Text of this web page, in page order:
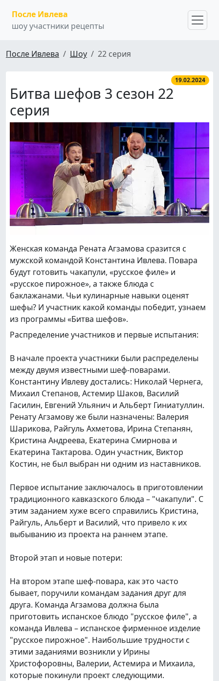
После Ивлева
шоу участники рецепты
После Ивлева Шоу 22 серия
19.02.2024
Битва шефов 3 сезон 22
серия
Женская команда Рената Агзамова сразится с
мужской командой Константина Ивлева. Повара
будут готовить чакапули, «русское филе» и
«русское пирожное», а также блюда с
баклажанами. Чьи кулинарные навыки оценят
шефы? И участник какой команды победит, узнаем
из программы «Битва шефов».
Распределение участников и первые испытания:
В начале проекта участники были распределены
между двумя известными шеф-поварами.
Константину Ивлеву достались: Николай Чернега,
Михаил Степанов, Астемир Шаков, Василий
Гасилин, Евгений Ульянич и Альберт Гиниатуллин.
Ренату Агзамову же были назначены: Валерия
Шарикова, Райгуль Ахметова, Ирина Степанян,
Кристина Андреева, Екатерина Смирнова и
Екатерина Тактарова. Один участник, Виктор
Костин, не был выбран ни одним из наставников.
Первое испытание заключалось в приготовлении
традиционного кавказского блюда – "чакапули". С
этим заданием хуже всего справились Кристина,
Райгуль, Альберт и Василий, что привело к их
выбыванию из проекта на раннем этапе.
Второй этап и новые потери:
На втором этапе шеф-повара, как это часто
бывает, поручили командам задания друг для
друга. Команда Агзамова должна была
приготовить испанское блюдо "русское филе", а
команда Ивлева – испанское фирменное изделие
"русское пирожное". Наибольшие трудности с
этими заданиями возникли у Ирины
Христофоровны, Валерии, Астемира и Михаила,
которые покинули проект следующими.